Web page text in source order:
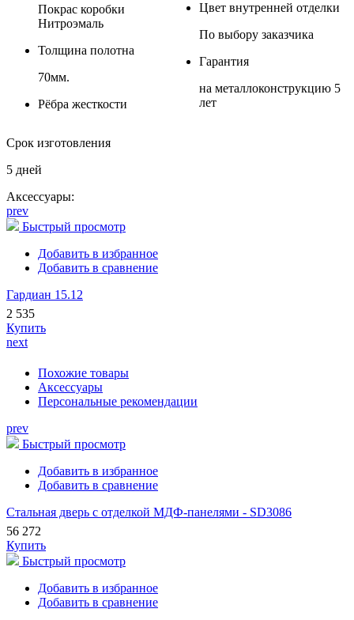
Покрас коробки
Нитроэмаль
Толщина полотна
70мм.
Рёбра жесткости
Цвет внутренней отделки
По выбору заказчика
Гарантия
на металлоконструкцию 5
лет
Срок изготовления
5 дней
Аксессуары:
prev
Быстрый просмотр
Добавить в избранное
Добавить в сравнение
Гардиан 15.12
2 535
Купить
next
Похожие товары
Аксессуары
Персональные рекомендации
prev
Быстрый просмотр
Добавить в избранное
Добавить в сравнение
Стальная дверь с отделкой МДФ-панелями - SD3086
56 272
Купить
Быстрый просмотр
Добавить в избранное
Добавить в сравнение